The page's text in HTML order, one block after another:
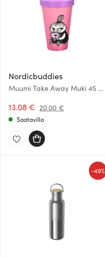
Nordicbuddies
Muumi Take Away Muki 45 cl
13.08 € 20.00 €
Saatavilla
-49%